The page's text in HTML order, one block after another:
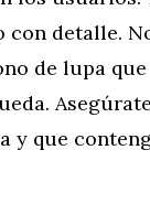
con detalle.
de lupa que
y que